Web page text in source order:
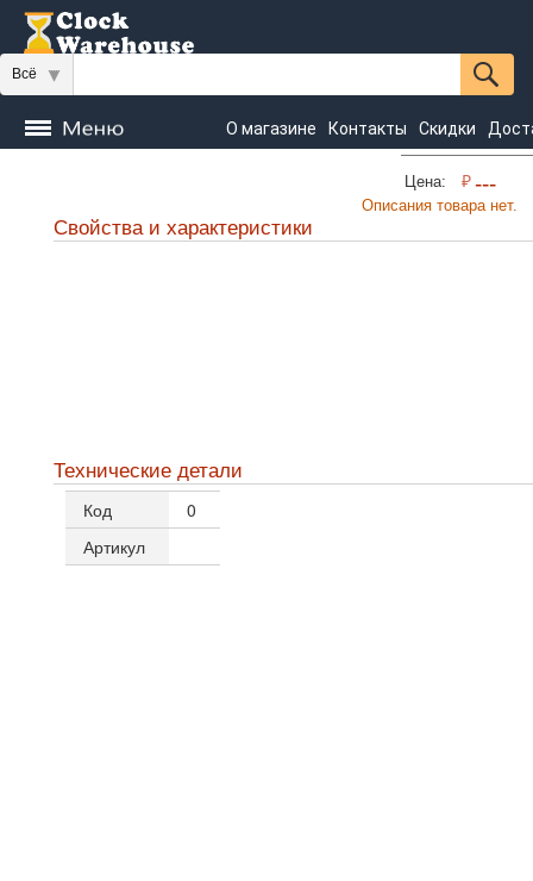
Всё
О магазине Контакты Скидки
Настенные Настольные
Seiko
Цена: ₽ ---
Описания товара нет.
Свойства и характеристики
Технические детали
Код
0
Артикул